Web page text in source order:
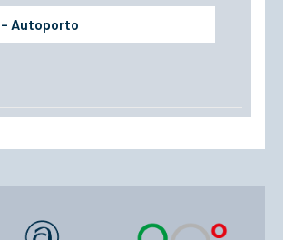
– Autoporto